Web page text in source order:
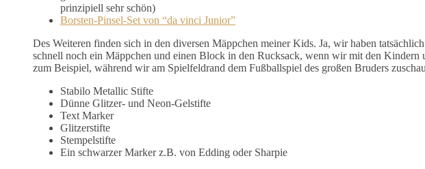
prinzipiell sehr schön)
Borsten-Pinsel-Set von “da vinci Junior”
Des Weiteren finden sich in den diversen Mäppchen meiner Kids. Ja, wir haben
schnell noch ein Mäppchen und einen Block in den Rucksack, wenn wir mit den Kindern
zum Beispiel, während wir am Spielfeldrand dem Fußballspiel des großen Bruders
Stabilo Metallic Stifte
Dünne Glitzer- und Neon-Gelstifte
Text Marker
Glitzerstifte
Stempelstifte
Ein schwarzer Marker z.B. von Edding oder Sharpie